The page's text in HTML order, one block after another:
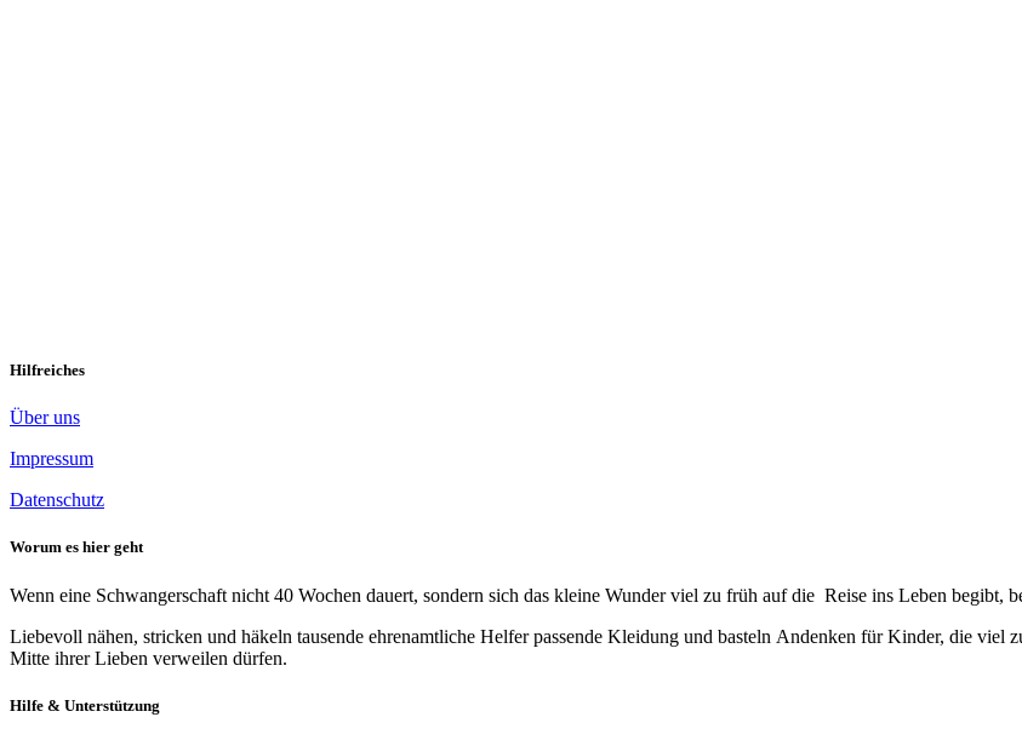
Hilfreiches
Über uns
Impressum
Datenschutz
Worum es hier geht
Wenn eine Schwangerschaft nicht 40 Wochen dauert, sondern sich das kleine Wunder viel zu früh auf die Reise ins Leben begibt,
Liebevoll nähen, stricken und häkeln tausende ehrenamtliche Helfer passende Kleidung und basteln Andenken für Kinder, die viel
Mitte ihrer Lieben verweilen dürfen.
Hilfe & Unterstützung